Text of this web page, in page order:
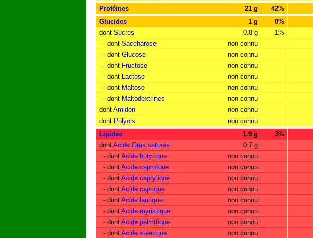
Protéines
21 g 42%
Glucides
1 g 0%
dont Sucres 0.8 g 1%
- dont Saccharose
non connu
- dont Glucose
non connu
- dont Fructose
non connu
- dont Lactose
non connu
- dont Maltose
non connu
- dont Maltodextrines
non connu
dont Amidon
non connu
dont Polyols
non connu
Lipides
1.9 g 3%
dont Acide Gras saturés 0.7 g
- dont Acide butyrique
non connu
- dont Acide caproïque
non connu
- dont Acide caprylique
non connu
- dont Acide caprique
non connu
- dont Acide laurique
non connu
- dont Acide myristique
non connu
- dont Acide palmitique
non connu
- dont Acide stéarique
non connu